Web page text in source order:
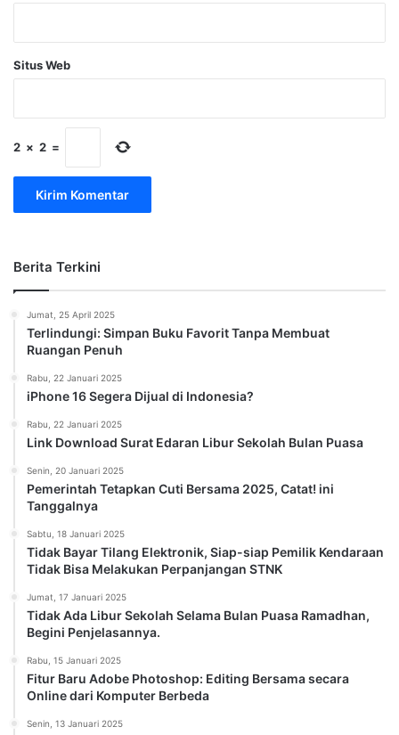
Situs Web
2 × 2 =
Berita Terkini
Jumat, 25 April 2025
Terlindungi: Simpan Buku Favorit Tanpa Membuat
Ruangan Penuh
Rabu, 22 Januari 2025
iPhone 16 Segera Dijual di Indonesia?
Rabu, 22 Januari 2025
Link Download Surat Edaran Libur Sekolah Bulan Puasa
Senin, 20 Januari 2025
Pemerintah Tetapkan Cuti Bersama 2025, Catat! ini
Tanggalnya
Sabtu, 18 Januari 2025
Tidak Bayar Tilang Elektronik, Siap-siap Pemilik Kendaraan
Tidak Bisa Melakukan Perpanjangan STNK
Jumat, 17 Januari 2025
Tidak Ada Libur Sekolah Selama Bulan Puasa Ramadhan,
Begini Penjelasannya.
Rabu, 15 Januari 2025
Fitur Baru Adobe Photoshop: Editing Bersama secara
Online dari Komputer Berbeda
Senin, 13 Januari 2025